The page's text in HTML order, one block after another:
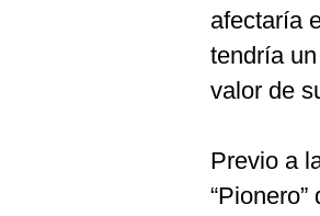
afectaría
tendría
valor de
Previo a